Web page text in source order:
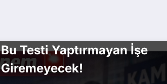
Bu Testi Yaptırmayan İşe
Giremeyecek!